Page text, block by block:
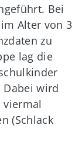
Bei
Alter von 3
zu
lag die
Dabei wird
viermal
(Schlack